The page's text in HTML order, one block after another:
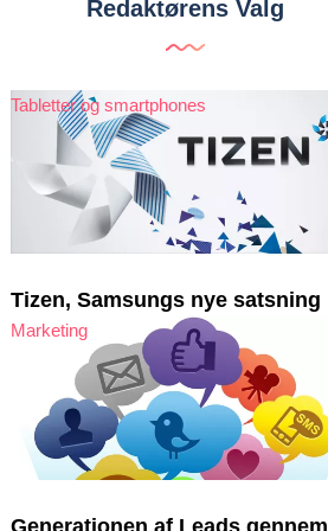
Redaktørens Valg
Tabletter og smartphones
Tizen, Samsungs nye satsning
Marketing
Generationen af ​​Leads gennem